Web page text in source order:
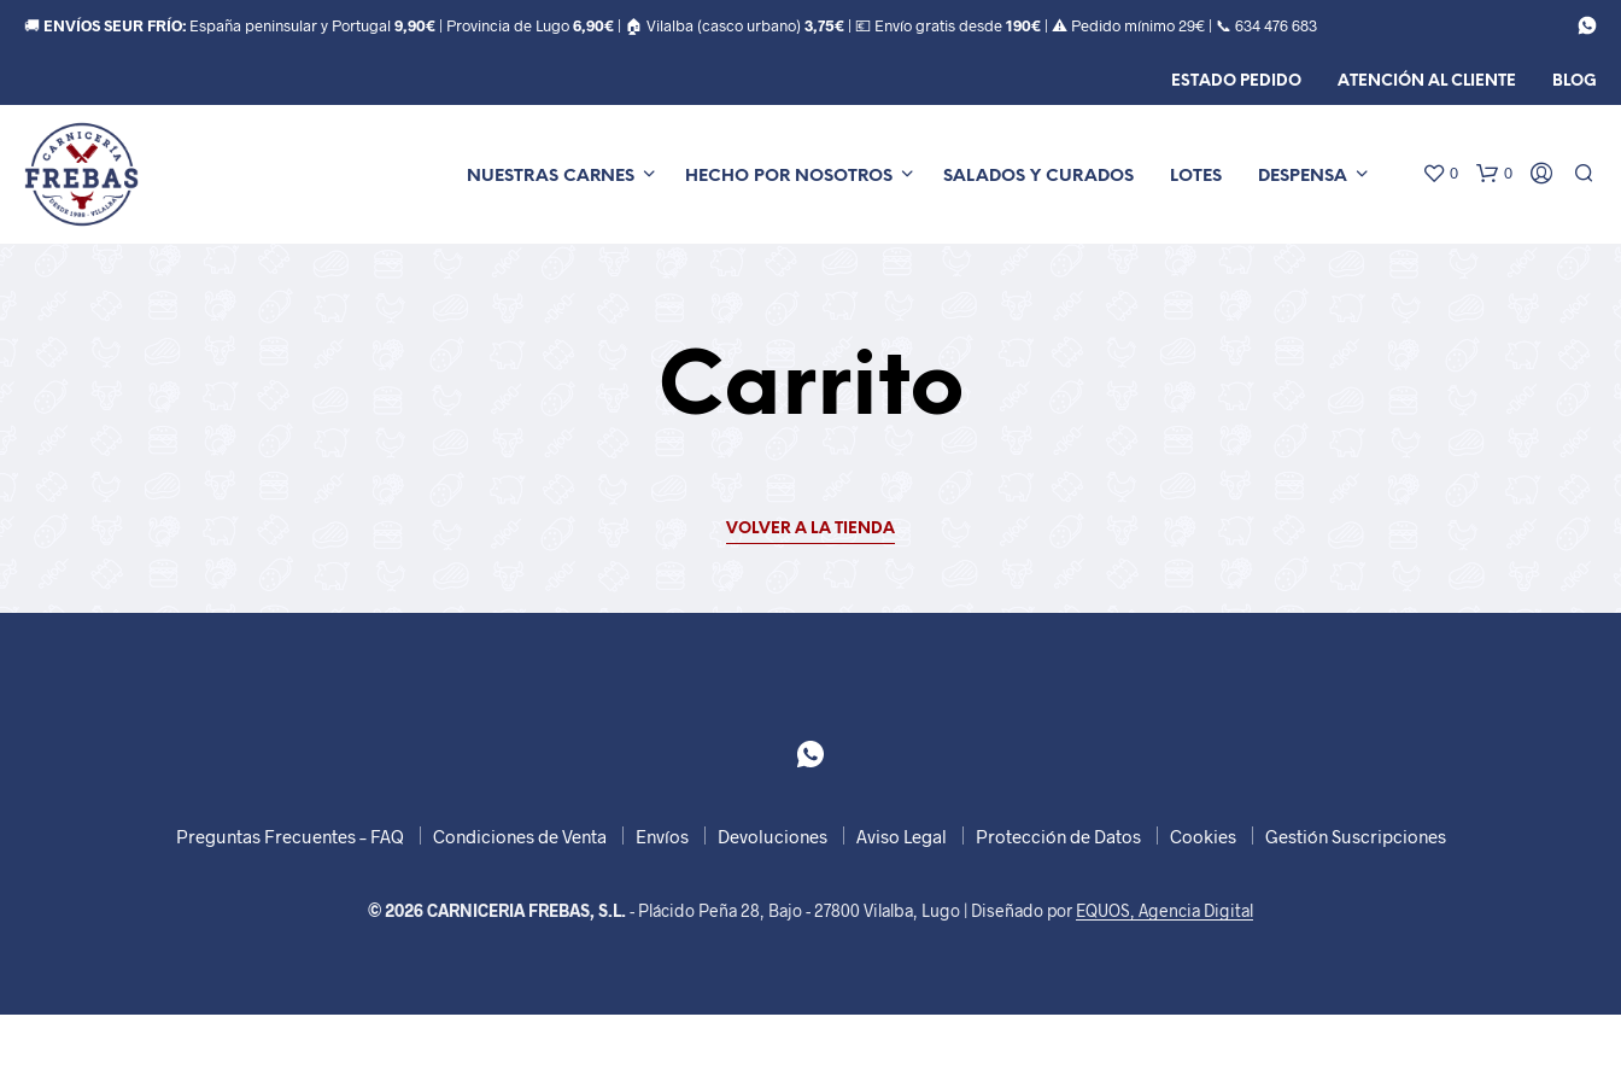
🚚 ENVÍOS SEUR FRÍO: España peninsular y Portugal9,90€ | Provincia de Lugo6,90€ | 🏠 Vilalba (casco urbano) 3,75€ | 💶 Envío gratis desde190€ | ⚠️ Pedido mínimo 29€ | 📞 634 476 683
ESTADO PEDIDO ATENCIÓN AL CLIENTE BLOG
NUESTRAS CARNES HECHO POR NOSOTROS SALADOS Y CURADOS LOTES DESPENSA 0 0
Carrito
VOLVER A LA TIENDA
Preguntas Frecuentes – FAQ Condiciones de Venta Envíos Devoluciones Aviso Legal Protección de Datos Cookies Gestión Suscripciones
© 2026 CARNICERIA FREBAS, S.L.- Plácido Peña 28, Bajo - 27800 Vilalba, Lugo | Diseñado por EQUOS, Agencia Digital